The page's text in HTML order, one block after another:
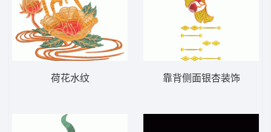
荷花水纹 靠背侧面银杏装饰